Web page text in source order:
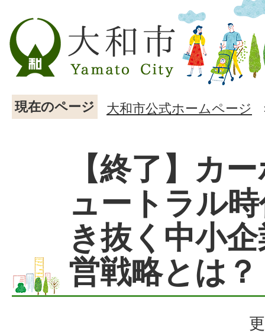
現在のページ 大和市公式ホームページ
【終了】カ
ュートラル
き抜く中小
営戦略とは？